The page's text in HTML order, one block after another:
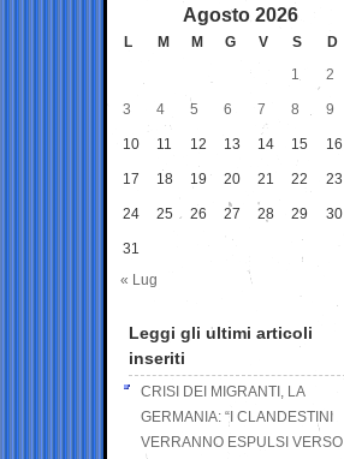
Agosto 2026
L M M G V S
D
1
2
3 4 5 6 7 8 9
10 11 12 13 14 15 16
17 18 19 20 21 22 23
24 25 26 27 28 29 30
31
« Lug
Leggi gli ultimi articoli
inseriti
CRISI DEI MIGRANTI, LA
GERMANIA: “I CLANDESTINI
VERRANNO ESPULSI VERSO